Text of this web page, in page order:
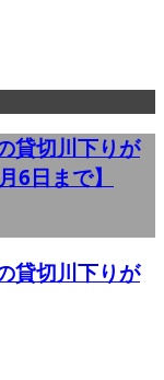
貸切川下りが
日まで】
貸切川下りが